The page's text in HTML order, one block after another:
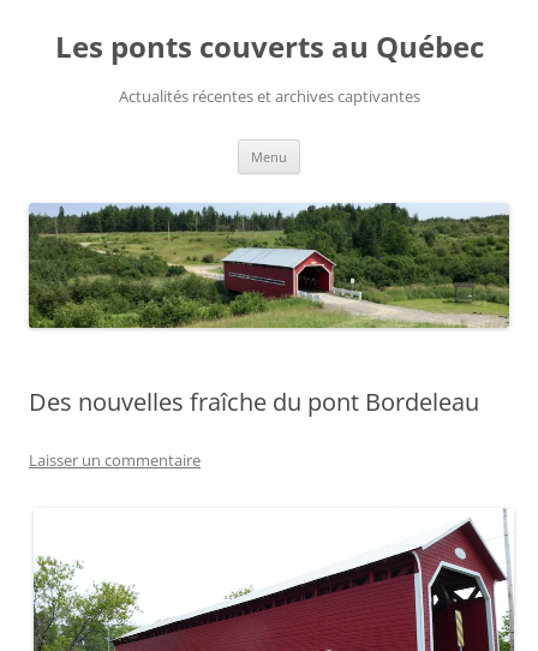
contenu
Les ponts couverts au Québec
Actualités récentes et archives captivantes
Menu
Des nouvelles fraîche du pont Bordeleau
Laisser un commentaire